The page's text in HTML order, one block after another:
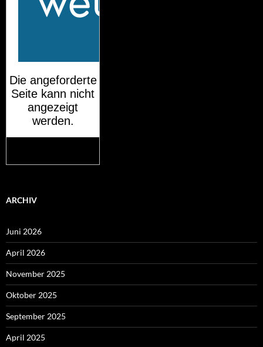
ARCHIV
Juni 2026
April 2026
November 2025
Oktober 2025
September 2025
April 2025